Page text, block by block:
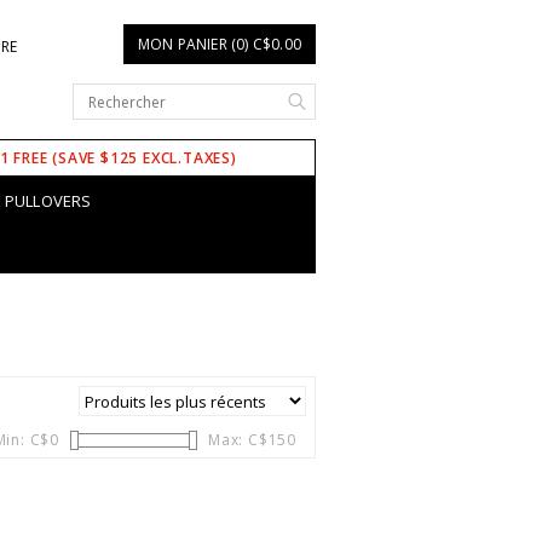
MON PANIER (0) C$0.00
FREE (SAVE $125 EXCL.TAXES)
PULLOVERS
C$0 Max: C$150